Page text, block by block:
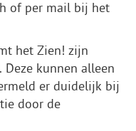
of per mail bij het
het Zien! zijn
Deze kunnen alleen
er duidelijk bij
door de